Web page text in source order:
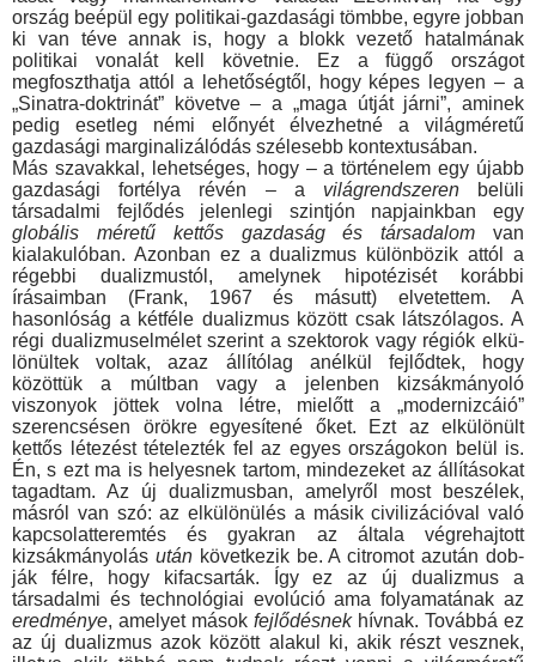
ország beépül egy politikai-gazdasági tömbbe, egyre jobban
ki van téve annak is, hogy a blokk vezető hatalmának
politikai vonalát kell követnie. Ez a függő országot
megfoszthatja attól a lehetőségtől, hogy képes legyen – a
„Sinatra-doktrinát” követve – a „maga útját járni”, aminek
pedig esetleg némi előnyét élvezhetné a világ­méretű
gazdasági marginalizálódás szélesebb kontextusában.
Más szavakkal, lehetséges, hogy – a történelem egy újabb
gazdasági fortélya révén – a világrendszerenbelüli
társadalmi fejlődés jelenlegi szintjón napjainkban egy
globális méretű ket­tős gazdaság és társadalom van
kialakulóban. Azonban ez a dualizmus különbözik attól a
régebbi dualizmustól, amelynek hi­potézisét korábbi
írásaimban (Frank, 1967 és másutt) elvetet­tem. A
hasonlóság a kétféle dualizmus között csak látszólagos. A
régi dualizmuselmélet szerint a szektorok vagy régiók elkü­
lönültek voltak, azaz állítólag anélkül fejlődtek, hogy
közöttük a múltban vagy a jelenben kizsákmányoló
viszonyok jöttek volna létre, mielőtt a „modernizcáió”
szerencsésen örökre egyesítené őket. Ezt az elkülönült
kettős létezést tételezték fel az egyes országokon belül is.
Én, s ezt ma is helyesnek tartom, mind­ezeket az állításokat
tagadtam. Az új dualizmusban, amelyről most beszélek,
másról van szó: az elkülönülés a másik civili­zációval való
kapcsolatteremtés és gyakran az általa végrehaj­tott
kizsákmányolás utánkövetkezik be. A citromot azután dob­
ják félre, hogy kifacsarták. Így ez az új dualizmus a
társadalmi és technológiai evolúció ama folyamatának az
eredménye, amelyet mások fejlődésnekhívnak. Továbbá ez
az új dualiz­mus azok között alakul ki, akik részt vesznek,